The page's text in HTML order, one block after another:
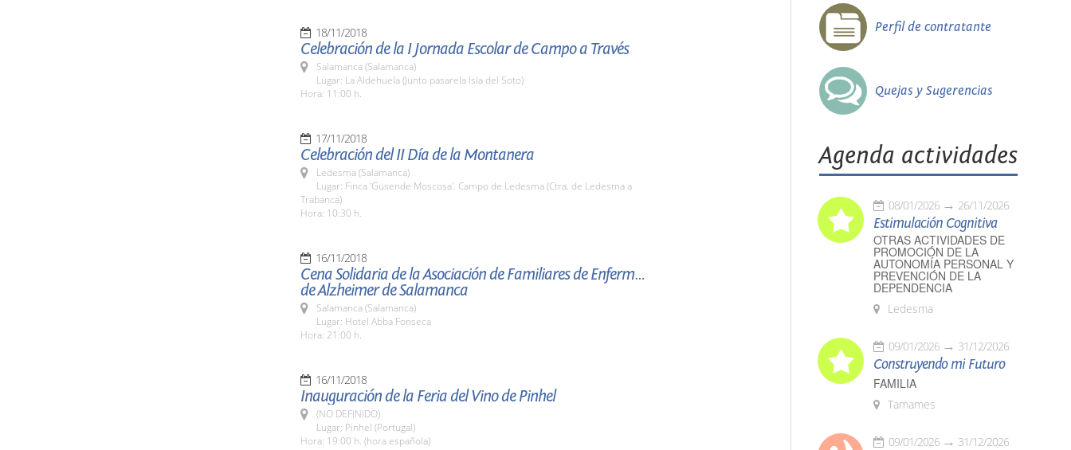
18/11/2018
Celebración de la I Jornada Escolar de Campo a Través
Salamanca (Salamanca)
Lugar: La Aldehuela (Junto pasarela Isla del Soto)
Hora: 11:00 h.
17/11/2018
Celebración del II Día de la Montanera
Ledesma (Salamanca)
Lugar: Finca 'Gusende Moscosa'. Campo de Ledesma (Ctra. de Ledesma a
Trabanca)
Hora: 10:30 h.
16/11/2018
Cena Solidaria de la Asociación de Familiares de Enfermos
de Alzheimer de Salamanca
Salamanca (Salamanca)
Lugar: Hotel Abba Fonseca
Hora: 21:00 h.
16/11/2018
Inauguración de la Feria del Vino de Pinhel
(NO DEFINIDO)
Lugar: Pinhel (Portugal)
Hora: 19:00 h. (hora española)
Perfil de contratante
Quejas y Sugerencias
Agenda actividades
08/01/2026 26/11/2026
Estimulación Cognitiva
OTRAS ACTIVIDADES DE
PROMOCIÓN DE LA
AUTONOMÍA PERSONAL Y
PREVENCIÓN DE LA
DEPENDENCIA
Ledesma
09/01/2026 31/12/2026
Construyendo mi Futuro
FAMILIA
Tamames
09/01/2026 31/12/2026